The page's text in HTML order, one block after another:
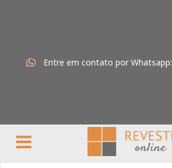
Entre em contato por Whatsapp: